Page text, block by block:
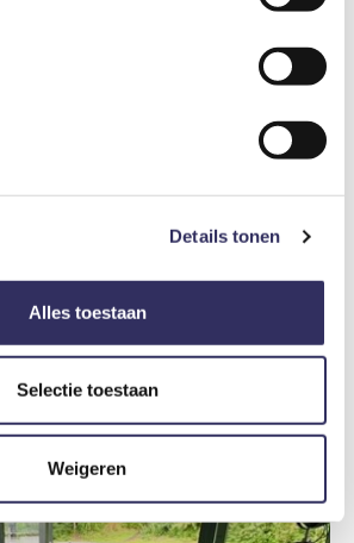
Details tonen
Alles toestaan
Selectie toestaan
Weigeren
van de hertogin
Hingene